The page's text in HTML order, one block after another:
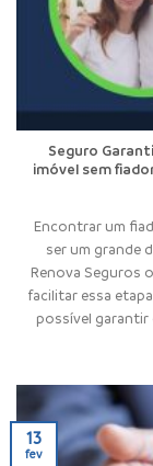
Seguro
imóvel sem
Encontrar um
ser um grande
Renova Seguros
facilitar essa
possível garantir
13
fev